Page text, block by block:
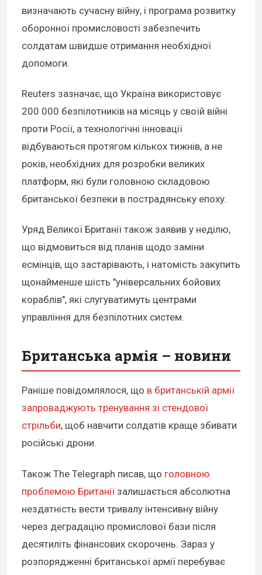
визначають сучасну війну, і програма розвитку
оборонної промисловості забезпечить
солдатам швидше отримання необхідної
допомоги.
Reuters зазначає, що Україна використовує
200 000 безпілотників на місяць у своїй війні
проти Росії, а технологічні інновації
відбуваються протягом кількох тижнів, а не
років, необхідних для розробки великих
платформ, які були головною складовою
британської безпеки в пострадянську епоху.
Уряд Великої Британії також заявив у неділю,
що відмовиться від планів щодо заміни
есмінців, що застарівають, і натомість закупить
щонайменше шість "універсальних бойових
кораблів", які слугуватимуть центрами
управління для безпілотних систем.
Британська армія – новини
Раніше повідомлялося, що в британській армії
запроваджують тренування зі стендової
стрільби, щоб навчити солдатів краще збивати
російські дрони.
Також The Telegraph писав, що головною
проблемою Британії залишається абсолютна
нездатність вести тривалу інтенсивну війну
через деградацію промислової бази після
десятиліть фінансових скорочень. Зараз у
розпорядженні британської армії перебуває